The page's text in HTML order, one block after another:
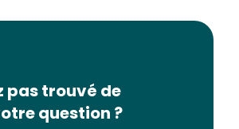
pas trouvé de
question ?